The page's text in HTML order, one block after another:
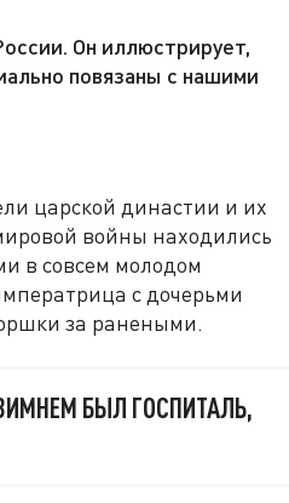
Он иллюстрирует,
повязаны с нашими
царской династии и их
войны находились
в совсем молодом
с дочерьми
за ранеными.
БЫЛ ГОСПИТАЛЬ,